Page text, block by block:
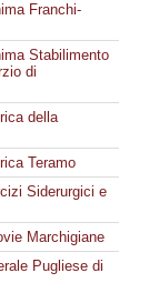
Franchi-
Stabilimento
di
della
Teramo
Siderurgici e
Marchigiane
Pugliese di